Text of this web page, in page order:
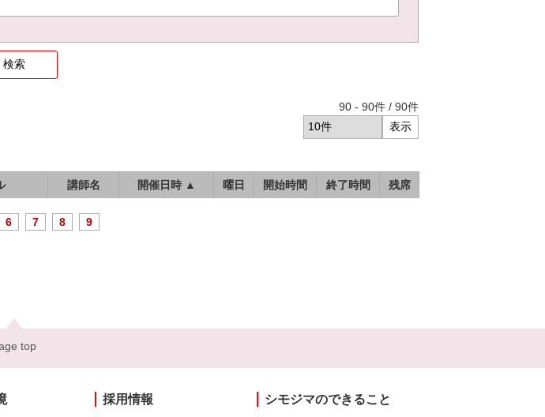
90 - 90件 / 90件
講師名 開催日時 ▲ 曜日 開始時間 終了時間 残席
6 7 8 9
top
採用情報 シモジマのできること